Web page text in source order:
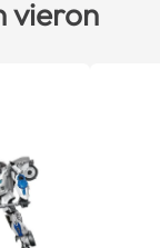
vieron